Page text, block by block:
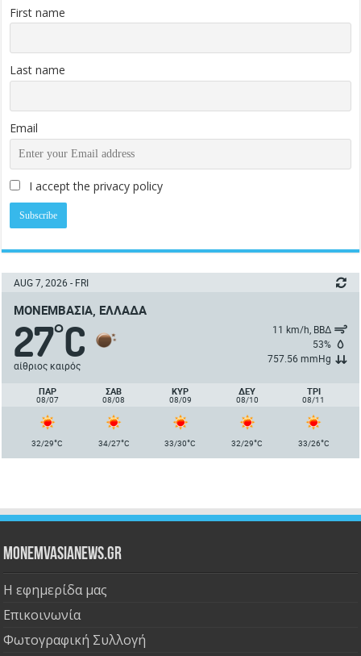
First name
Last name
Email
I accept the privacy policy
AUG 7, 2026 - FRI
ΜΟΝΕΜΒΑΣΙΆ, ΕΛΛΆΔΑ
27°C
αίθριος καιρός
11 km/h, ΒΒΔ
53%
757.56 mmHg
ΠΑΡ
08/07
ΣΑΒ
08/08
ΚΥΡ
08/09
ΔΕΥ
08/10
ΤΡΙ
08/11
32/29°C 34/27°C 33/30°C 32/29°C 33/26°C
Monemvasianews.gr
Η εφημερίδα μας
Επικοινωνία
Φωτογραφική Συλλογή